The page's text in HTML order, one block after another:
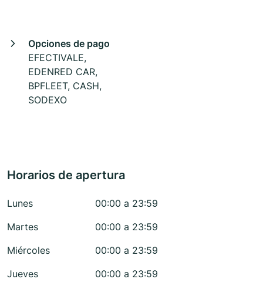
Opciones de pago
EFECTIVALE,
EDENRED CAR,
BPFLEET, CASH,
SODEXO
Horarios de apertura
Lunes
00:00 a 23:59
Martes
00:00 a 23:59
Miércoles
00:00 a 23:59
Jueves
00:00 a 23:59